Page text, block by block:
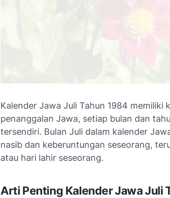
Kalender Jawa Juli Tahun 1984 memiliki
penanggalan Jawa, setiap bulan dan
tersendiri. Bulan Juli dalam kalender
nasib dan keberuntungan seseorang,
atau hari lahir seseorang.
Arti Penting Kalender Jawa Juli